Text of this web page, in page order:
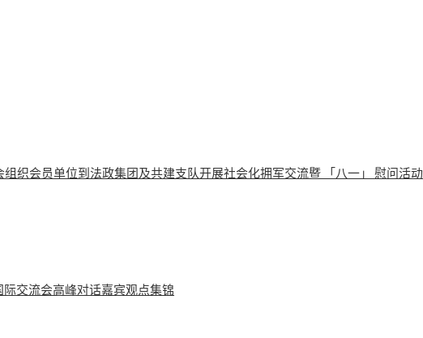
织会员单位到法政集团及共建支队开展社会化拥军交流暨 「八一」 慰问活动
交流会高峰对话嘉宾观点集锦